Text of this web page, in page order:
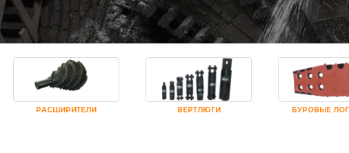
РАСШИРИТЕЛИ ВЕРТЛЮГИ БУРОВЫЕ